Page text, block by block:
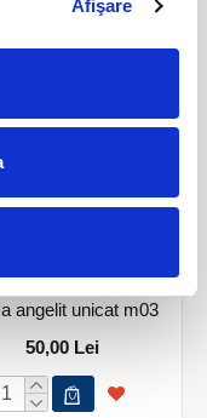
Afişare
angelit unicat m03
50,00 Lei